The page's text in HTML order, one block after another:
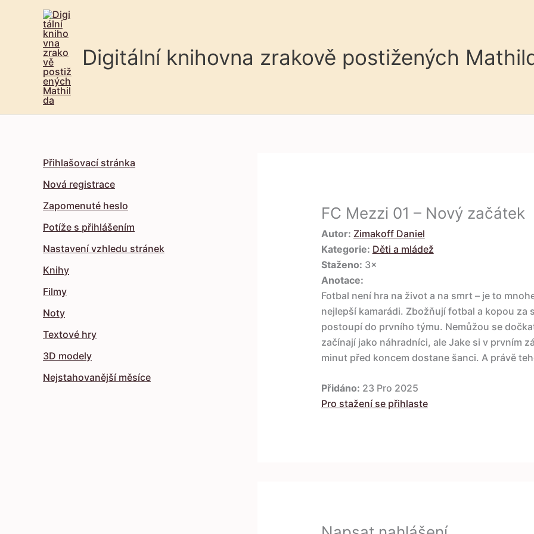
Digitální knihovna zrakově postižených
Přihlašovací stránka
Nová registrace
Zapomenuté heslo
Potíže s přihlášením
Nastavení vzhledu stránek
Knihy
Filmy
Noty
Textové hry
3D modely
Nejstahovanější měsíce
FC Mezzi 01 – Nový začátek
Autor: Zimakoff Daniel
Kategorie: Děti a mládež
Staženo: 3×
Anotace:
Fotbal není hra na život a na smrt – je to
nejlepší kamarádi. Zbožňují fotbal a kopou za
postoupí do prvního týmu. Nemůžou se
začínají jako náhradníci, ale Jake si v prvním
minut před koncem dostane šanci. A právě
Přidáno: 23 Pro 2025
Pro stažení se přihlaste